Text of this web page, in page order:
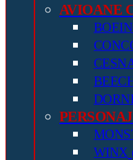
AVIOANE
WINX